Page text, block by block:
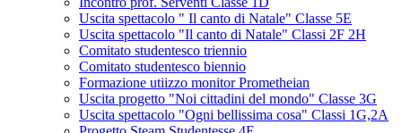
Uscita spettacolo " Il canto di Natale" Classe 5E
Uscita spettacolo "Il canto di Natale" Classi 2F 2H
Comitato studentesco triennio
Comitato studentesco biennio
Formazione utiizzo monitor Prometheian
Uscita progetto "Noi cittadini del mondo" Classe 3G
Uscita spettacolo "Ogni bellissima cosa" Classi 1G,2A